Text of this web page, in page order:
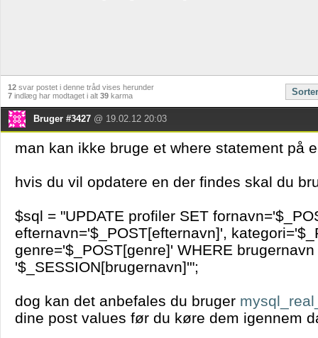
12 svar postet i denne tråd vises herunder
7 indlæg har modtaget i alt 39 karma
Bruger #3427 @ 19.02.12 20:03
man kan ikke bruge et where statement på
hvis du vil opdatere en der findes skal du
$sql = "UPDATE profiler SET
efternavn='$_POST[efternavn]',
genre='$_POST[genre]' WHERE brugernavn
'$_SESSION[brugernavn]'";
dog kan det anbefales du bruger
dine post values før du køre dem igennem